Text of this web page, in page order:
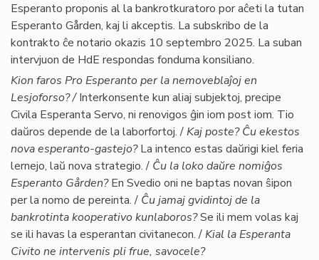
Esperanto proponis al la bankrotkuratoro por aĉeti la tutan
Esperanto Gården, kaj li akceptis. La subskribo de la
kontrakto ĉe notario okazis 10 septembro 2025. La suban
intervjuon de HdE respondas fonduma konsiliano.
Kion faros Pro Esperanto per la nemoveblaĵoj en
Lesjoforso? /Interkonsente kun aliaj subjektoj, precipe
Civila Esperanta Servo, ni renovigos ĝin iom post iom. Tio
daŭros depende de la laborfortoj. /Kaj poste? Ĉu ekestos
nova esperanto-gastejo?La intenco estas daŭrigi kiel feria
lernejo, laŭ nova strategio. / Ĉu la loko daŭre nomiĝos
Esperanto Gården?En Svedio oni ne baptas novan ŝipon
per la nomo de pereinta. / Ĉu jamaj gvidintoj de la
bankrotinta kooperativo kunlaboros?Se ili mem volas kaj
se ili havas la esperantan civitanecon. /Kial la Esperanta
Civito ne intervenis pli frue, savocele?